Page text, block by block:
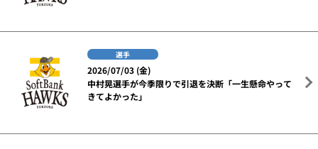
選手
2026/07/03 (金)
中村晃選手が今季限りで引退を決断「一生懸命やって
きてよかった」